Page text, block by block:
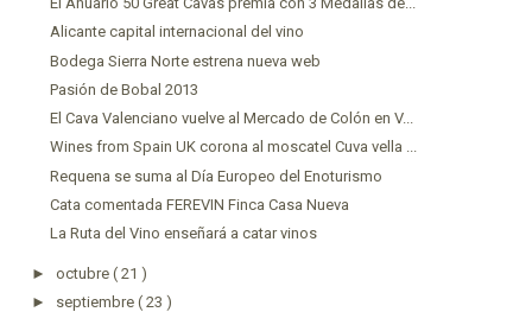
Alicante capital internacional del vino
Bodega Sierra Norte estrena nueva web
Pasión de Bobal 2013
El Cava Valenciano vuelve al Mercado de Colón en V...
Wines from Spain UK corona al moscatel Cuva vella ...
Requena se suma al Día Europeo del Enoturismo
Cata comentada FEREVIN Finca Casa Nueva
La Ruta del Vino enseñará a catar vinos
► octubre ( 21 )
► septiembre ( 23 )